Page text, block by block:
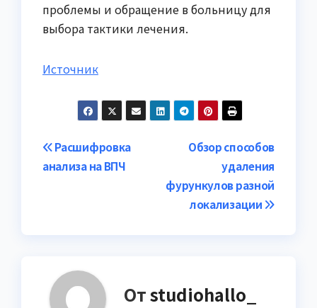
проблемы и обращение в больницу для
выбора тактики лечения.
Источник
Навигация
по
Обзор способов
удаления
фурункулов разной
локализации
Расшифровка
анализа на ВПЧ
Отstudiohallo_